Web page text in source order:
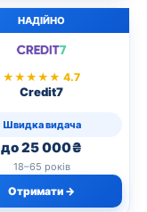
НАДІЙНО
★★★★★ 4.7
Credit7
Швидка видача
до 25 000₴
18–65 років
Отримати →